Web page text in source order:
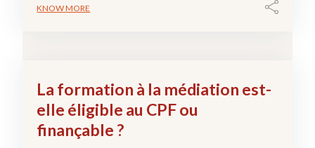
KNOW MORE
La formation à la médiation est-
elle éligible au CPF ou
finançable ?